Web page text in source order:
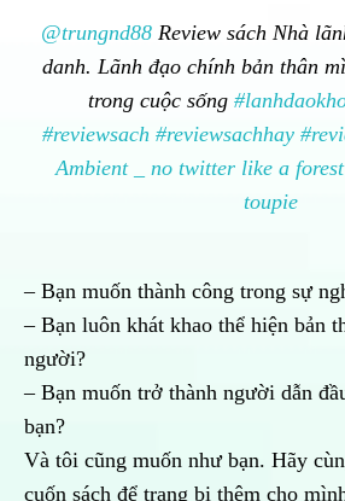
@trungnd88 Review sách Nhà
danh. Lãnh đạo chính bản thân
trong cuộc sống
#reviewsach #reviewsachhay
Ambient _ no twitter like a
toupie
– Bạn muốn thành công trong sự
– Bạn luôn khát khao thể hiện bản
người?
– Bạn muốn trở thành người dẫn
bạn?
Và tôi cũng muốn như bạn. Hãy
cuốn sách để trang bị thêm cho